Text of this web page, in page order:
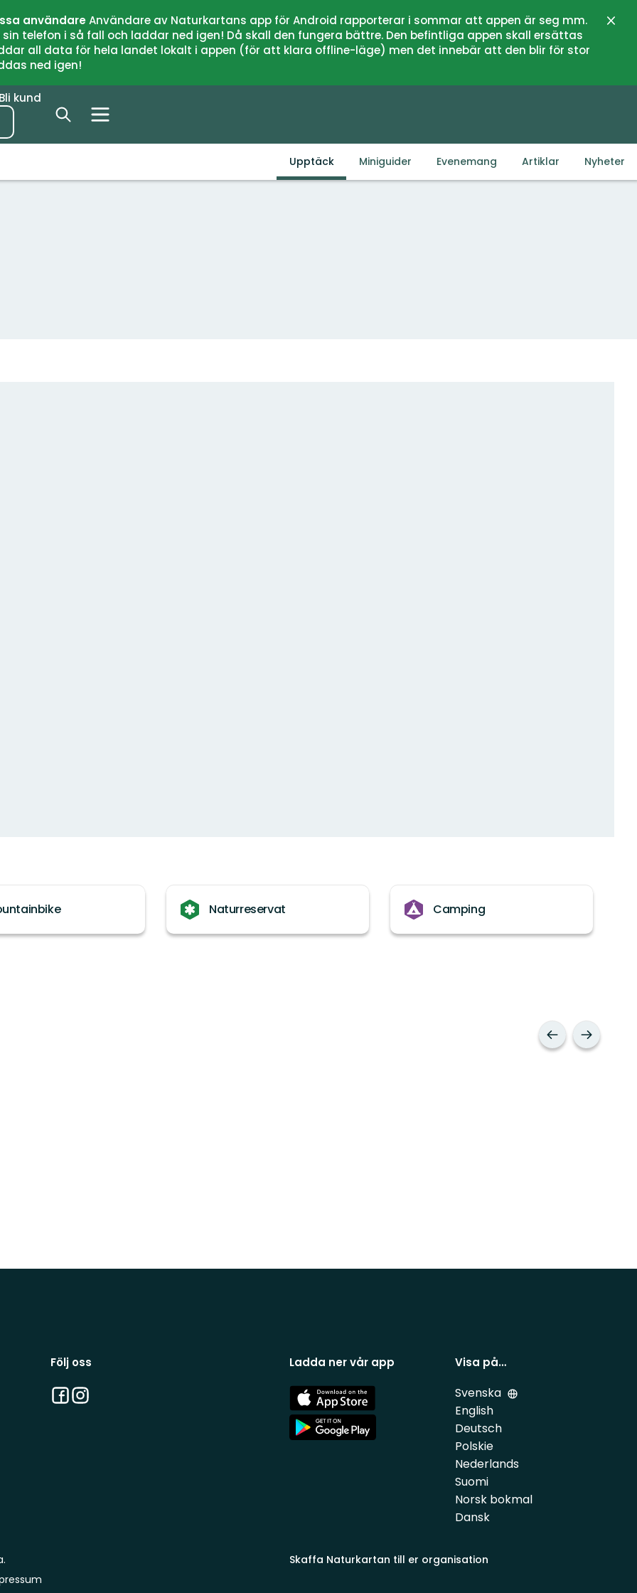
användareAnvändare av Naturkartans app för Android rapporterar i sommar att appen är seg mm.
telefon i så fall och laddar ned igen! Då skall den fungera bättre. Den befintliga appen skall ersättas
all data för hela landet lokalt i appen (för att klara offline-läge) men det innebär att den blir för stor
ned igen!
Bli kund
Upptäck Miniguider Evenemang Artiklar Nyheter
Naturreservat Camping
Följ oss
Facebook
Instagram
Ladda ner vår app
App
Store
App
Store
Visa på…
Svenska
English
Deutsch
Polskie
Nederlands
Suomi
Norsk bokmal
Dansk
Skaffa Naturkartan till er organisation